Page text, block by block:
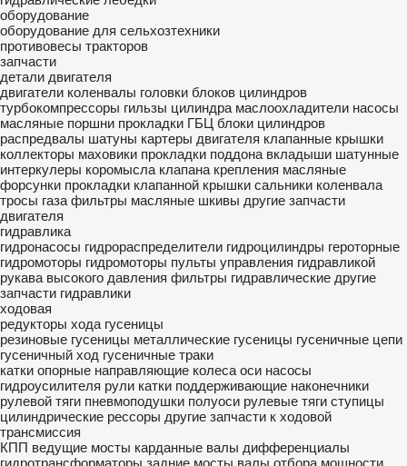
оборудование
оборудование для сельхозтехники
противовесы тракторов
запчасти
детали двигателя
двигатели коленвалы головки блоков цилиндров
турбокомпрессоры гильзы цилиндра маслоохладители насосы
масляные поршни прокладки ГБЦ блоки цилиндров
распредвалы шатуны картеры двигателя клапанные крышки
коллекторы маховики прокладки поддона вкладыши шатунные
интеркулеры коромысла клапана крепления масляные
форсунки прокладки клапанной крышки сальники коленвала
тросы газа фильтры масляные шкивы другие запчасти
двигателя
гидравлика
гидронасосы гидрораспределители гидроцилиндры героторные
гидромоторы гидромоторы пульты управления гидравликой
рукава высокого давления фильтры гидравлические другие
запчасти гидравлики
ходовая
редукторы хода гусеницы
резиновые гусеницы металлические гусеницы гусеничные цепи
гусеничный ход гусеничные траки
катки опорные направляющие колеса оси насосы
гидроусилителя рули катки поддерживающие наконечники
рулевой тяги пневмоподушки полуоси рулевые тяги ступицы
цилиндрические рессоры другие запчасти к ходовой
трансмиссия
КПП ведущие мосты карданные валы дифференциалы
гидротрансформаторы задние мосты валы отбора мощности